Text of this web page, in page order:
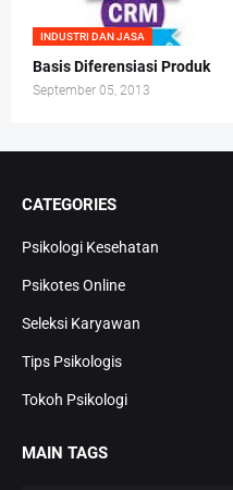
INDUSTRI DAN JASA
Basis Diferensiasi Produk
September 05, 2013
CATEGORIES
Psikologi Kesehatan
Psikotes Online
Seleksi Karyawan
Tips Psikologis
Tokoh Psikologi
MAIN TAGS